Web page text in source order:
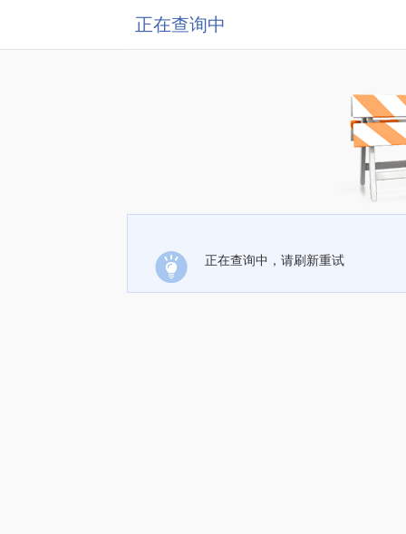
正在查询中
正在查询中，请刷新重试